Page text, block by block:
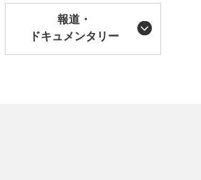
報道・
ドキュメンタリー